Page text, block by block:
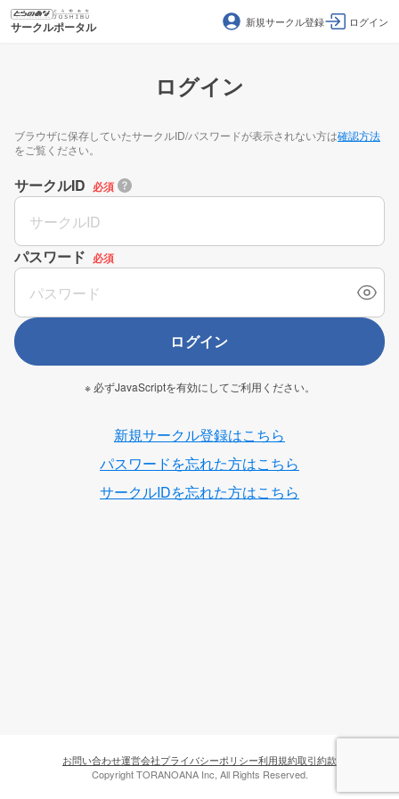
サークルポータル 新規サークル登録 ログイン
ログイン
ブラウザに保存していたサークルID/パスワードが表示されない方は確認方法
をご覧ください。
サークルID 必須
パスワード 必須
ログイン
※ 必ずJavaScriptを有効にしてご利用ください。
新規サークル登録はこちら
パスワードを忘れた方はこちら
サークルIDを忘れた方はこちら
お問い合わせ運営会社プライバシーポリシー利用規約取引約款
Copyright TORANOANA Inc, All Rights Reserved.